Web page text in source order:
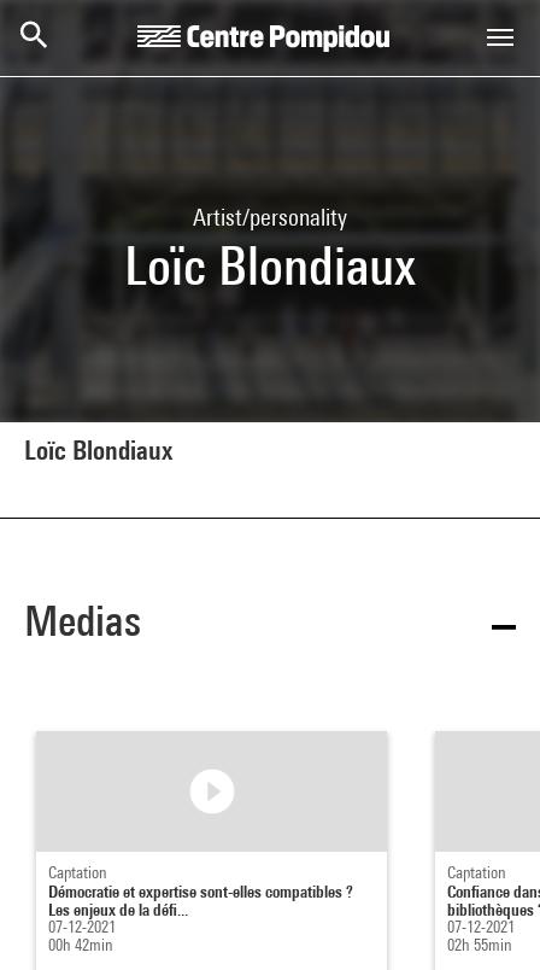
Artist/personality
Loïc Blondiaux
Loïc Blondiaux
Medias
Captation
Démocratie et expertise sont-elles compatibles ?
Les enjeux de la défi...
07-12-2021
00h 42min
Captation
Confiance
bibliothèques
07-12-2021
02h 55min